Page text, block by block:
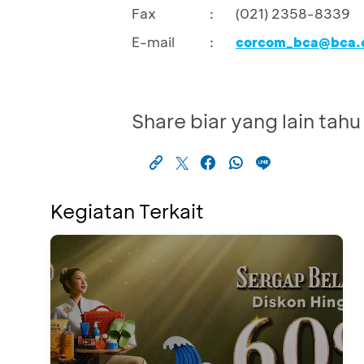
Fax :
(021) 2358-8339
E-mail
:
Share biar yang lain tahu
Kegiatan Terkait